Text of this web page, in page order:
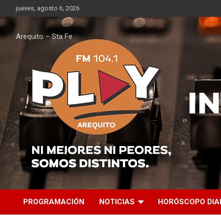
Saltar
al
contenido
jueves, agosto 6, 2026
Arequito – Sta Fe
PROGRAMACIÓN NOTICIAS HORÓSCOPO